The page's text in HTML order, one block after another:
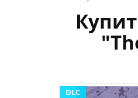
DLC